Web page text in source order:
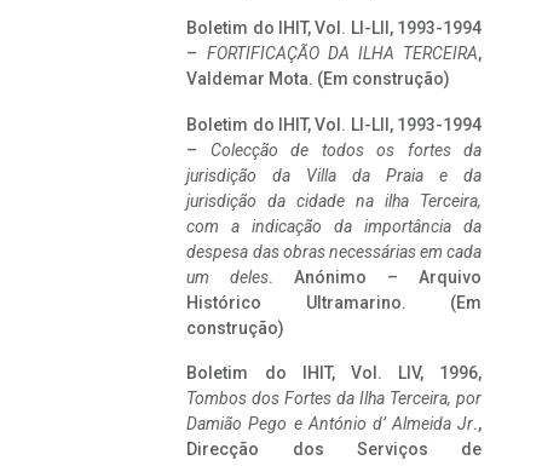
Boletim do IHIT, Vol. LI-LII, 1993-1994
– FORTIFICAÇÃO DA ILHA TERCEIRA,
Valdemar Mota. (Em construção)
Boletim do IHIT, Vol. LI-LII, 1993-1994
– Colecção de todos os fortes da
jurisdição da Villa da Praia e da
jurisdição da cidade na ilha Terceira,
com a indicação da importância da
despesa das obras necessárias em cada
um deles. Anónimo – Arquivo
Histórico Ultramarino. (Em
construção)
Boletim do IHIT, Vol. LIV, 1996,
Tombos dos Fortes da Ilha Terceira, por
Damião Pego e António d’ Almeida Jr.,
Direcção dos Serviços de